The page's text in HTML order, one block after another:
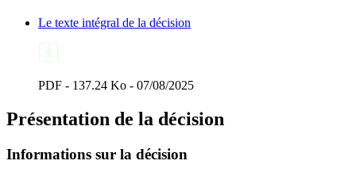
Le texte intégral de la décision
PDF - 137.24 Ko - 07/08/2025
Présentation de la décision
Informations sur la décision